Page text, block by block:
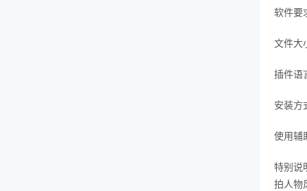
软件要
文件大
插件语
安装方
使用辅
特别说
拍人物